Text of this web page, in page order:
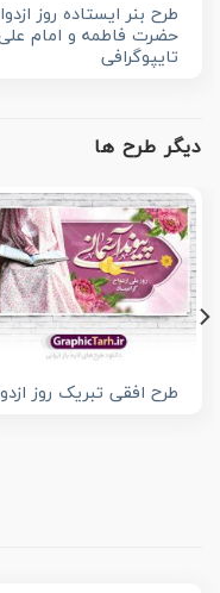
طرح بنر ایستاده روز
حضرت فاطمه و امام
تایپوگرافی
دیگر طرح ها
طرح افقی تبریک روز